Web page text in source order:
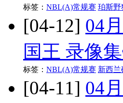
标签： NBL(A)常规赛 珀斯野
[04-12] 04
国王 录像
标签： NBL(A)常规赛 新西
[04-11] 04